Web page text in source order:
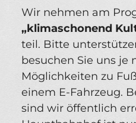
Wir nehmen am
„klimaschonend
teil. Bitte
besuchen Sie uns je
Möglichkeiten zu
einem E-Fahrzeug.
sind wir öffentlich